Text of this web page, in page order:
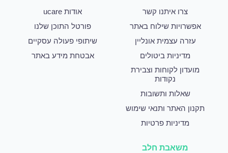
צרו איתנו קשר
אפשרויות שילוח באתר
עזרה עצמית אונליין
מדיניות ביטולים
מועדון לקוחות וצבירת
נקודות
שאלות ותשובות
תקנון האתר ותנאי שימוש
מדיניות פרטיות
אודות ucare
פורטל התוכן שלנו
שיתופי פעולה עסקיים
אבטחת מידע באתר
משאבת חלב